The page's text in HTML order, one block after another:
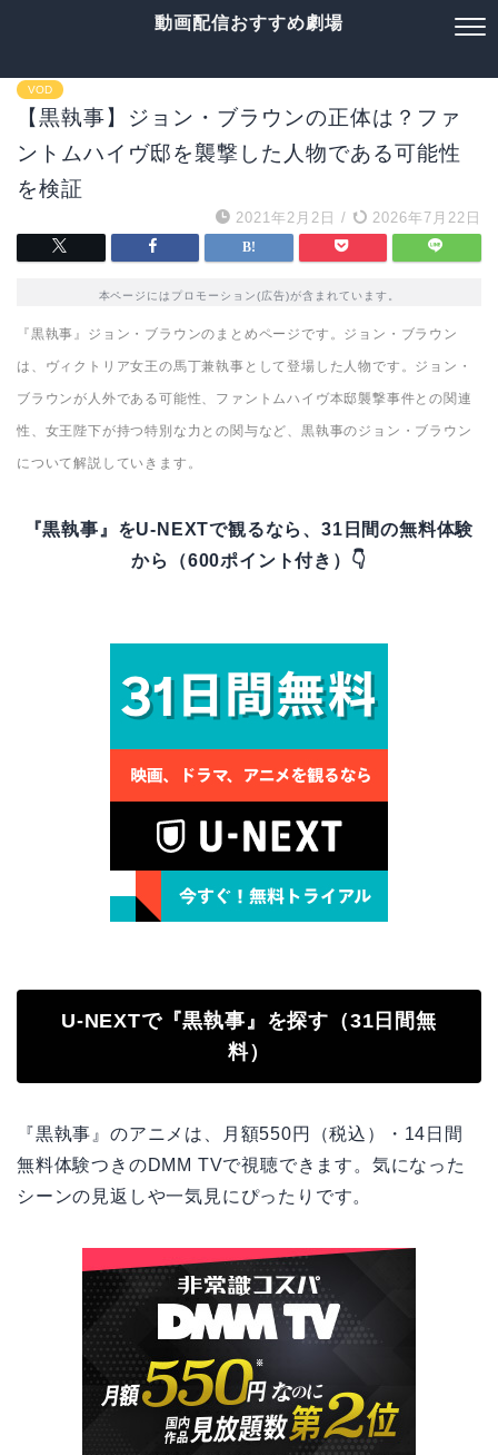
動画配信おすすめ劇場
VOD
【黒執事】ジョン・ブラウンの正体は？ファ
ントムハイヴ邸を襲撃した人物である可能性
を検証
2021年2月2日 / 2026年7月22日
本ページにはプロモーション(広告)が含まれています。
『黒執事』ジョン・ブラウンのまとめページです。ジョン・ブラウン
は、ヴィクトリア女王の馬丁兼執事として登場した人物です。ジョン・
ブラウンが人外である可能性、ファントムハイヴ本邸襲撃事件との関連
性、女王陛下が持つ特別な力との関与など、黒執事のジョン・ブラウン
について解説していきます。
『黒執事』をU-NEXTで観るなら、31日間の無料体験
から（600ポイント付き）👇
U-NEXTで『黒執事』を探す（31日間無
料）
『黒執事』のアニメは、月額550円（税込）・14日間
無料体験つきのDMM TVで視聴できます。気になった
シーンの見返しや一気見にぴったりです。